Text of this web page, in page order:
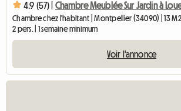
4.9 (57) | Chambre Meublée Sur Jardin à
Chambre chez l'habitant | Montpellier (34090) | 13 M2
2 pers. | 1 semaine minimum
Voir l'annonce